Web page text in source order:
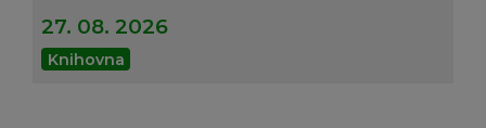
27. 08. 2026
Knihovna